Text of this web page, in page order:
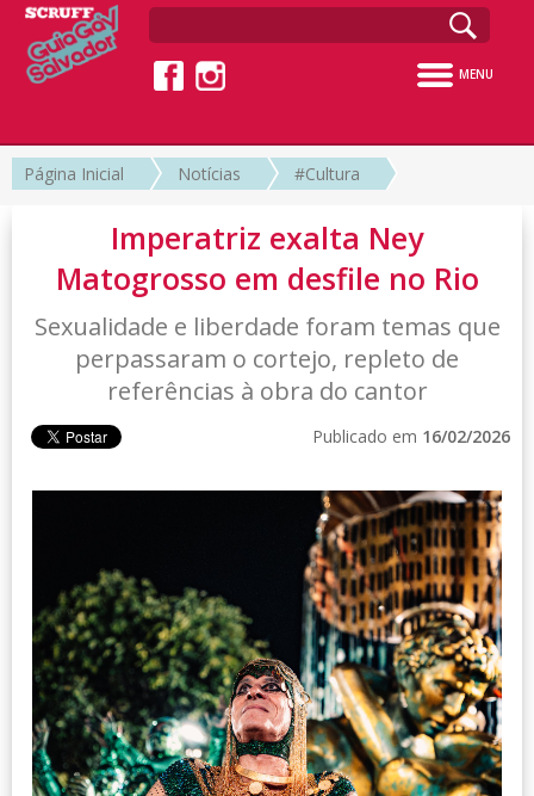
MENU
Página Inicial Notícias #Cultura
Imperatriz exalta Ney
Matogrosso em desfile no Rio
Sexualidade e liberdade foram temas que
perpassaram o cortejo, repleto de
referências à obra do cantor
Publicado em 16/02/2026